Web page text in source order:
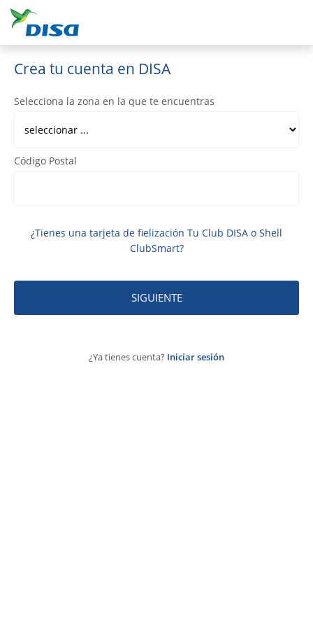
Crea tu cuenta en DISA
Selecciona la zona en la que te encuentras
Código Postal
¿Tienes una tarjeta de fielización Tu Club DISA o Shell
ClubSmart?
¿Ya tienes cuenta? Iniciar sesión